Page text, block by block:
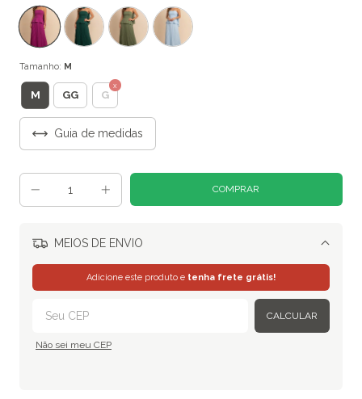
Tamanho: M
M GG G
Guia de medidas
MEIOS DE ENVIO
Adicione este produto e tenha frete grátis!
CALCULAR
Não sei meu CEP